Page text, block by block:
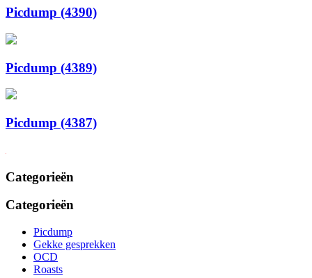
Picdump (4390)
Picdump (4389)
Picdump (4387)
Categorieën
Categorieën
Picdump
Gekke gesprekken
OCD
Roasts